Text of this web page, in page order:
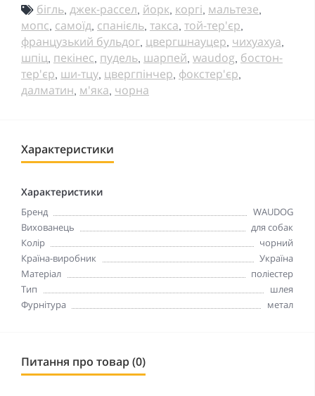
бігль джек-рассел йорк коргі мальтезе
мопс самоїд спанієль такса той-тер'єр
французький бульдог цвергшнауцер чихуахуа
шпіц пекінес пудель шарпей waudog бостон-
тер'єр ши-тцу цвергпінчер фокстер'єр
далматин м'яка чорна
Характеристики
Характеристики
Бренд
WAUDOG
Вихованець
для собак
Колір
чорний
Країна-виробник
Україна
Матеріал
поліестер
Тип
шлея
Фурнітура
метал
Питання про товар (0)